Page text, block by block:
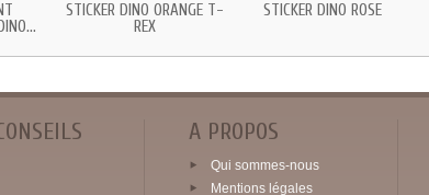
STICKER DINO ORANGE T-
REX
STICKER DINO ROSE
A PROPOS
Qui sommes-nous
Mentions légales